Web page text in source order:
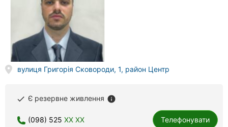
вулиця Григорія Сковороди, 1, район Центр
done Є резервне живлення info
(098) 525 XX XX Телефонувати